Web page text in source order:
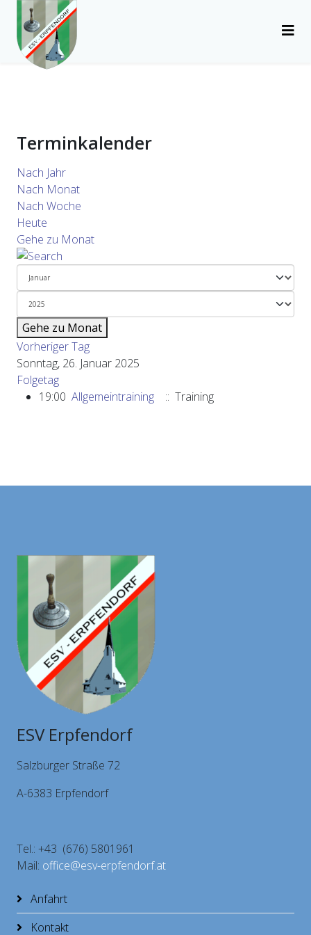
Terminkalender
Nach Jahr
Nach Monat
Nach Woche
Heute
Gehe zu Monat
Gehe zu Monat
Vorheriger Tag
Sonntag, 26. Januar 2025
Folgetag
19:00 Allgemeintraining :: Training
ESV Erpfendorf
Salzburger Straße 72
A-6383 Erpfendorf
Tel.: +43 (676) 5801961
Mail: office@esv-erpfendorf.at
Anfahrt
Kontakt